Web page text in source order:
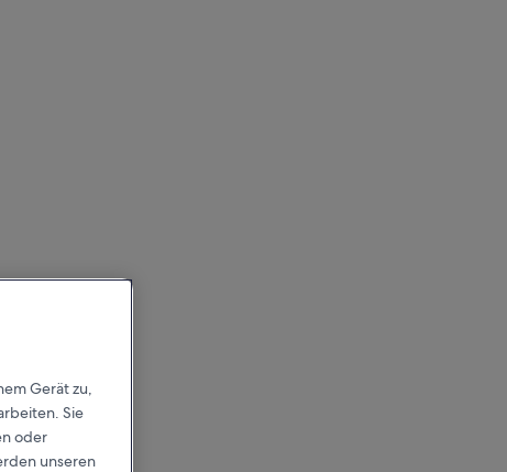
Gerät zu,
Sie
oder
unseren